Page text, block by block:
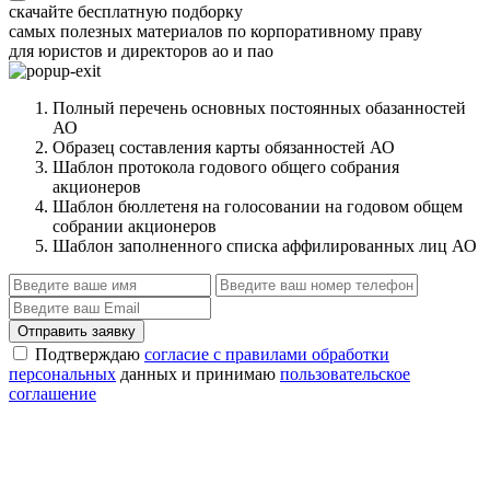
скачайте бесплатную подборку
самых полезных материалов по корпоративному праву
для юристов и директоров ао и пао
Полный перечень основных постоянных обазанностей
АО
Образец составления карты обязанностей АО
Шаблон протокола годового общего собрания
акционеров
Шаблон бюллетеня на голосовании на годовом общем
собрании акционеров
Шаблон заполненного списка аффилированных лиц АО
Отправить заявку
Подтверждаю согласие с правилами обработки
персональных данных и принимаю пользовательское
соглашение